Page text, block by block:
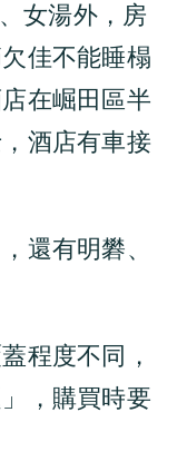
女湯外，房
佳不能睡榻
在崛田區半
酒店有車接
還有明礬、
程度不同，
，購買時要